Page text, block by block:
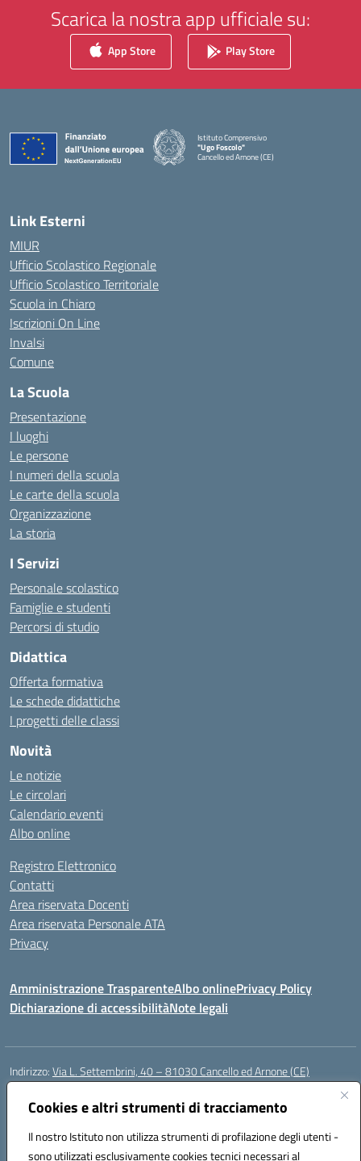
Cookies e altri strumenti di tracciamento
Il nostro Istituto non utilizza strumenti di profilazione degli utenti -
sono utilizzati esclusivamente cookies tecnici necessari al
Scarica la nostra app ufficiale su:
App Store Play Store
Istituto Comprensivo
"Ugo Foscolo"
Cancello ed Arnone (CE)
Link Esterni
MIUR
Ufficio Scolastico Regionale
Ufficio Scolastico Territoriale
Scuola in Chiaro
Iscrizioni On Line
Invalsi
Comune
La Scuola
Presentazione
I luoghi
Le persone
I numeri della scuola
Le carte della scuola
Organizzazione
La storia
I Servizi
Personale scolastico
Famiglie e studenti
Percorsi di studio
Didattica
Offerta formativa
Le schede didattiche
I progetti delle classi
Novità
Le notizie
Le circolari
Calendario eventi
Albo online
Registro Elettronico
Contatti
Area riservata Docenti
Area riservata Personale ATA
Privacy
Amministrazione TrasparenteAlbo onlinePrivacy Policy
Dichiarazione di accessibilitàNote legali
Indirizzo:Via L. Settembrini, 40 – 81030 Cancello ed Arnone (CE)
Centralino:
Posta elettronica certificata (PEC):ceic818008@pec.istruzione.it
Codice fiscale: 80009710619
Codice meccanografico:CEIC818008